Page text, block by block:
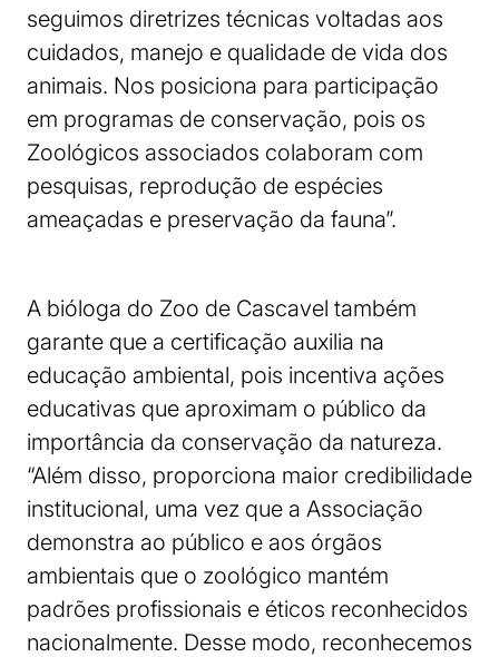
seguimos diretrizes técnicas voltadas aos
cuidados, manejo e qualidade de vida dos
animais. Nos posiciona para participação
em programas de conservação, pois os
Zoológicos associados colaboram com
pesquisas, reprodução de espécies
ameaçadas e preservação da fauna”.
A bióloga do Zoo de Cascavel também
garante que a certificação auxilia na
educação ambiental, pois incentiva ações
educativas que aproximam o público da
importância da conservação da natureza.
“Além disso, proporciona maior credibilidade
institucional, uma vez que a Associação
demonstra ao público e aos órgãos
ambientais que o zoológico mantém
padrões profissionais e éticos reconhecidos
nacionalmente. Desse modo, reconhecemos